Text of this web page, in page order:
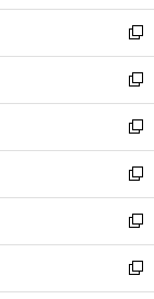
ウ
で
開
く
ン
ド
ウ
で
開
く
新
し
い
ウ
ィ
ン
ド
ウ
で
開
く
新
し
い
ウ
ィ
ン
ド
ウ
で
開
新
し
い
ウ
ィ
ン
ド
ウ
新
し
い
ウ
ィ
ン
新
し
い
ウ
新